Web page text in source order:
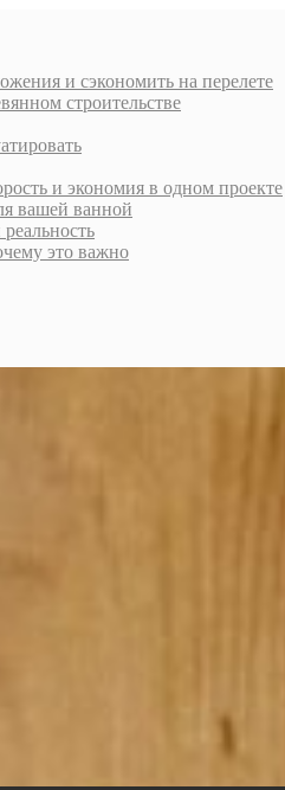
и сэкономить на перелете
строительстве
и экономия в одном проекте
вашей ванной
это важно